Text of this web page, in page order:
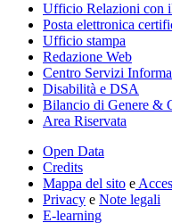
Ufficio Relazioni con
Posta elettronica
Ufficio stampa
Redazione Web
Centro Servizi
Disabilità e DSA
Bilancio di Genere &
Area Riservata
Open Data
Credits
Mappa del sito e
Privacy e Note legali
E-learning